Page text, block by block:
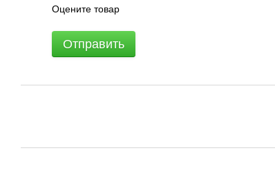
Оцените товар
Отправить